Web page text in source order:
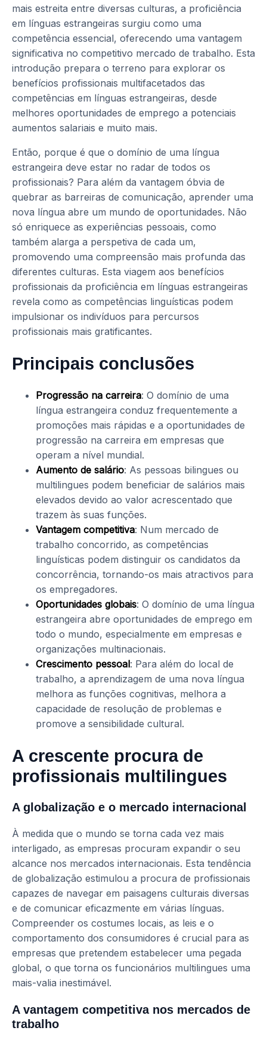
mais estreita entre diversas culturas, a proficiência
em línguas estrangeiras surgiu como uma
competência essencial, oferecendo uma vantagem
significativa no competitivo mercado de trabalho. Esta
introdução prepara o terreno para explorar os
benefícios profissionais multifacetados das
competências em línguas estrangeiras, desde
melhores oportunidades de emprego a potenciais
aumentos salariais e muito mais.
Então, porque é que o domínio de uma língua
estrangeira deve estar no radar de todos os
profissionais? Para além da vantagem óbvia de
quebrar as barreiras de comunicação, aprender uma
nova língua abre um mundo de oportunidades. Não
só enriquece as experiências pessoais, como
também alarga a perspetiva de cada um,
promovendo uma compreensão mais profunda das
diferentes culturas. Esta viagem aos benefícios
profissionais da proficiência em línguas estrangeiras
revela como as competências linguísticas podem
impulsionar os indivíduos para percursos
profissionais mais gratificantes.
Principais conclusões
Progressão na carreira: O domínio de uma
língua estrangeira conduz frequentemente a
promoções mais rápidas e a oportunidades de
progressão na carreira em empresas que
operam a nível mundial.
Aumento de salário: As pessoas bilingues ou
multilingues podem beneficiar de salários mais
elevados devido ao valor acrescentado que
trazem às suas funções.
Vantagem competitiva: Num mercado de
trabalho concorrido, as competências
linguísticas podem distinguir os candidatos da
concorrência, tornando-os mais atractivos para
os empregadores.
Oportunidades globais: O domínio de uma língua
estrangeira abre oportunidades de emprego em
todo o mundo, especialmente em empresas e
organizações multinacionais.
Crescimento pessoal: Para além do local de
trabalho, a aprendizagem de uma nova língua
melhora as funções cognitivas, melhora a
capacidade de resolução de problemas e
promove a sensibilidade cultural.
A crescente procura de
profissionais multilingues
A globalização e o mercado internacional
À medida que o mundo se torna cada vez mais
interligado, as empresas procuram expandir o seu
alcance nos mercados internacionais. Esta tendência
de globalização estimulou a procura de profissionais
capazes de navegar em paisagens culturais diversas
e de comunicar eficazmente em várias línguas.
Compreender os costumes locais, as leis e o
comportamento dos consumidores é crucial para as
empresas que pretendem estabelecer uma pegada
global, o que torna os funcionários multilingues uma
mais-valia inestimável.
A vantagem competitiva nos mercados de
trabalho